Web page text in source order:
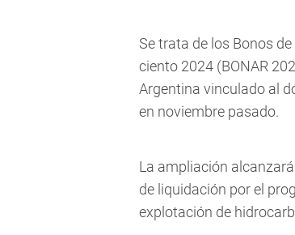
Se trata de los Bonos
ciento 2024 (BONAR
Argentina vinculado al
en noviembre pasado.
La ampliación
de liquidación por el
explotación de